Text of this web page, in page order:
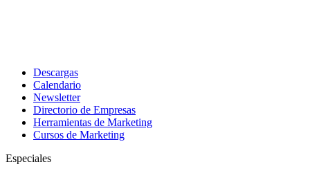
Descargas
Calendario
Newsletter
Directorio de Empresas
Herramientas de Marketing
Cursos de Marketing
Especiales